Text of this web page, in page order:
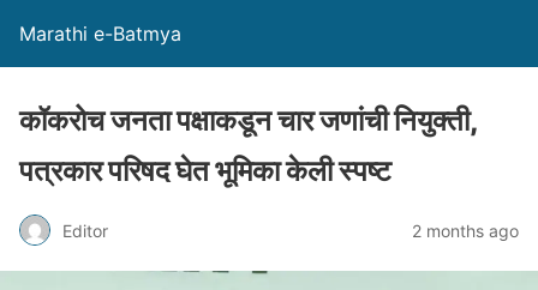
Marathi e-Batmya
कॉकरोच जनता पक्षाकडून चार जणांची नियुक्ती,
पत्रकार परिषद घेत भूमिका केली स्पष्ट
Editor 2 months ago